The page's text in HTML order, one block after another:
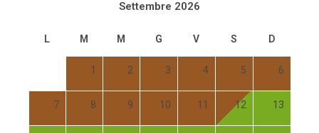
Settembre 2026
L M M G V S D
1 2 3 4 5 6
7 8 9 10 11 12 13